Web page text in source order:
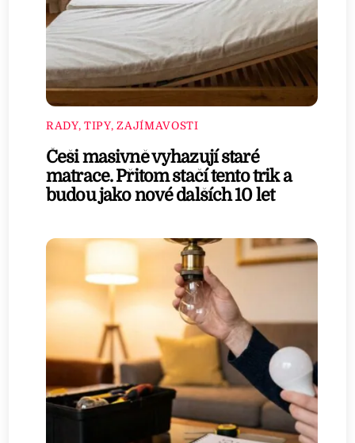
RADY, TIPY, ZAJÍMAVOSTI
Češi masivně vyhazují staré
matrace. Přitom stačí tento trik a
budou jako nové dalších 10 let